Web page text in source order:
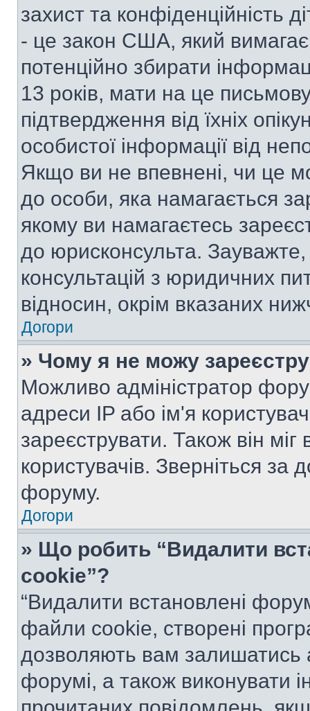
захист та конфіденційність
- це закон США, який вимагає
потенційно збирати
13 років, мати на це письмову
підтвердження від їхніх
особистої інформації від
Якщо ви не впевнені, чи це
до особи, яка намагається
якому ви намагаєтесь
до юрисконсульта.
консультацій з юридичних
відносин, окрім вказаних
Догори
» Чому я не можу
Можливо адміністратор
адреси IP або ім'я
зареєструвати. Також він
користувачів. Зверніться за
форуму.
Догори
» Що робить “Видалити
cookie”?
“Видалити встановлені
файли cookie, створені
дозволяють вам залишатись
форумі, а також виконувати